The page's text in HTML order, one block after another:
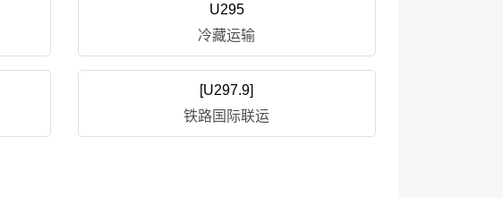
U295
冷藏运输
[U297.9]
铁路国际联运